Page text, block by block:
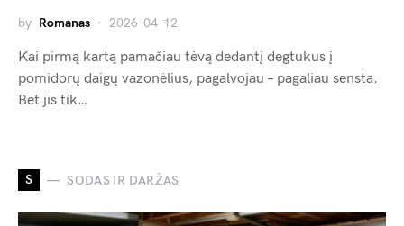
by Romanas 2026-04-12
Kai pirmą kartą pamačiau tėvą dedantį degtukus į
pomidorų daigų vazonėlius, pagalvojau – pagaliau sensta.
Bet jis tik…
S SODAS IR DARŽAS